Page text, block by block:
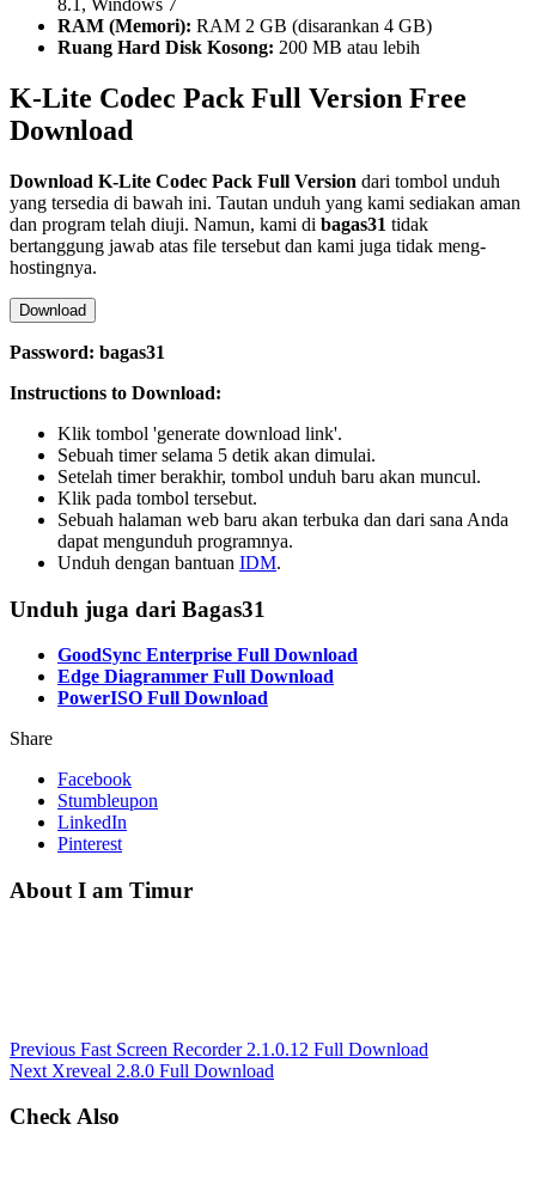
8.1, Windows 7
RAM (Memori): RAM 2 GB (disarankan 4 GB)
Ruang Hard Disk Kosong: 200 MB atau lebih
K-Lite Codec Pack Full Version Free
Download
Download K-Lite Codec Pack Full Version dari tombol unduh
yang tersedia di bawah ini. Tautan unduh yang kami sediakan aman
dan program telah diuji. Namun, kami di bagas31 tidak
bertanggung jawab atas file tersebut dan kami juga tidak meng-
hostingnya.
Download
Password: bagas31
Instructions to Download:
Klik tombol 'generate download link'.
Sebuah timer selama 5 detik akan dimulai.
Setelah timer berakhir, tombol unduh baru akan muncul.
Klik pada tombol tersebut.
Sebuah halaman web baru akan terbuka dan dari sana Anda
dapat mengunduh programnya.
Unduh dengan bantuan IDM.
Unduh juga dari Bagas31
GoodSync Enterprise Full Download
Edge Diagrammer Full Download
PowerISO Full Download
Share
Facebook
Stumbleupon
LinkedIn
Pinterest
About I am Timur
Previous Fast Screen Recorder 2.1.0.12 Full Download
Next Xreveal 2.8.0 Full Download
Check Also